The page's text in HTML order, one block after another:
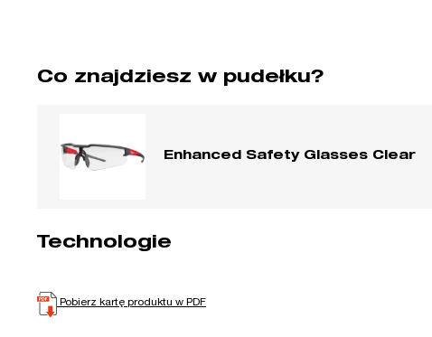
Co znajdziesz w pudełku?
Enhanced Safety Glasses Clear
Technologie
Pobierz kartę produktu w PDF